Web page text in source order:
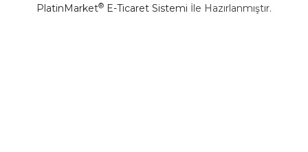
PlatinMarket® E-Ticaret Sistemi İle Hazırlanmıştır.